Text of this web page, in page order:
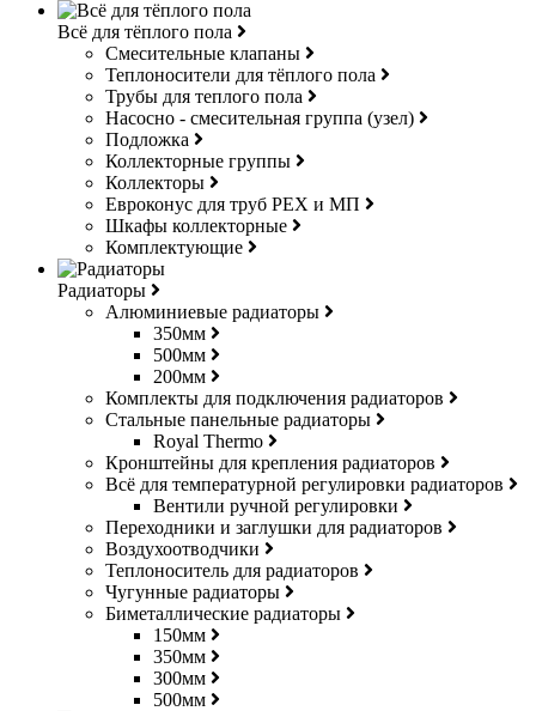
Всё для тёплого пола
Смесительные клапаны
Теплоносители для тёплого пола
Трубы для теплого пола
Насосно - смесительная группа (узел)
Подложка
Коллекторные группы
Коллекторы
Евроконус для труб РЕХ и МП
Шкафы коллекторные
Комплектующие
Радиаторы
Алюминиевые радиаторы
350мм
500мм
200мм
Комплекты для подключения радиаторов
Стальные панельные радиаторы
Royal Thermo
Кронштейны для крепления радиаторов
Всё для температурной регулировки радиаторов
Вентили ручной регулировки
Переходники и заглушки для радиаторов
Воздухоотводчики
Теплоноситель для радиаторов
Чугунные радиаторы
Биметаллические радиаторы
150мм
350мм
300мм
500мм